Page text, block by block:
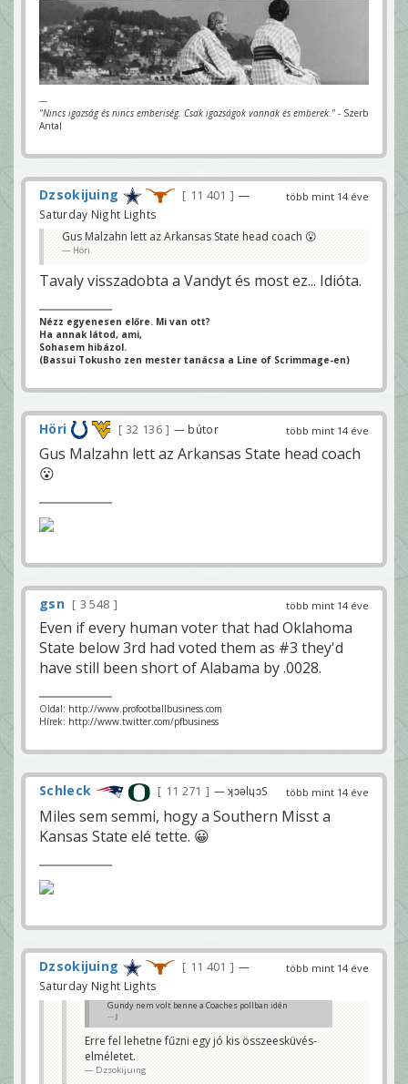
---
"Nincs igazság és nincs emberiség. Csak igazságok vannak és emberek." - Szerb
Antal
több mint 14 éve
Dzsokijuing 11 401
—
Saturday Night Lights
Gus Malzahn lett az Arkansas State head coach 😮
Höri
Tavaly visszadobta a Vandyt és most ez... Idióta.
Nézz egyenesen előre. Mi van ott?
Ha annak látod, ami,
Sohasem hibázol.
(Bassui Tokusho zen mester tanácsa a Line of Scrimmage-en)
több mint 14 éve
Höri 32 136 — bútor
Gus Malzahn lett az Arkansas State head coach
😮
több mint 14 éve
gsn 3 548
Even if every human voter that had Oklahoma
State below 3rd had voted them as #3 they'd
have still been short of Alabama by .0028.
Oldal: http://www.profootballbusiness.com
Hírek: http://www.twitter.com/pfbusiness
több mint 14 éve
Schleck 11 271 — ʞɔǝlɥɔS
Miles sem semmi, hogy a Southern Misst a
Kansas State elé tette. 😀
több mint 14 éve
Dzsokijuing 11 401
—
Saturday Night Lights
Gundy nem volt benne a Coaches pollban idén
JJ
Erre fel lehetne fűzni egy jó kis összeesküvés-
elméletet.
Dzsokijuing